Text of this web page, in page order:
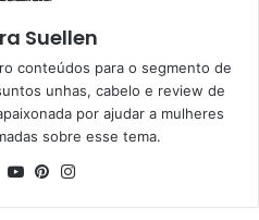
Suellen
conteúdos para o segmento de
unhas, cabelo e review de
por ajudar a mulheres
sobre esse tema.
Linkedin
YouTubePinterest